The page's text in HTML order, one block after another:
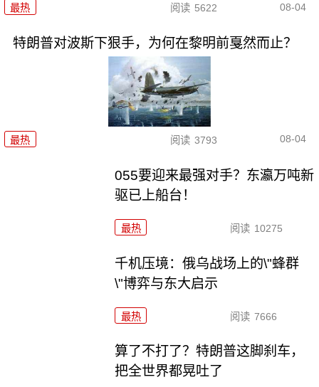
最热 阅读 5622 08-04
特朗普对波斯下狠手，为何在黎明前戛然而止？
最热 阅读 3793 08-04
055要迎来最强对手？东瀛万吨新
驱已上船台！
最热 阅读 10275
千机压境：俄乌战场上的\"蜂群
\"博弈与东大启示
最热 阅读 7666
算了不打了？特朗普这脚刹车，
把全世界都晃吐了